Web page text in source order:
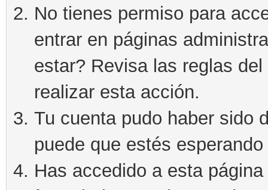
No tienes permiso para
entrar en páginas
estar? Revisa las reglas
realizar esta acción.
Tu cuenta pudo haber sido
puede que estés
Has accedido a esta